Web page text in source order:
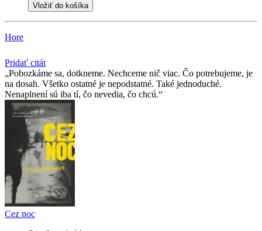
Vložiť do košíka
Hore
Pridať citát
Pobozkáme sa, dotkneme. Nechceme nič viac. Čo potrebujeme, je
na dosah. Všetko ostatné je nepodstatné. Také jednoduché.
Nenaplnení sú iba tí, čo nevedia, čo chcú.
Cez noc